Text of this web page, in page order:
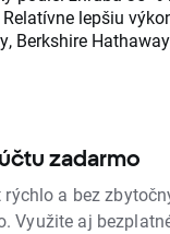
lepšiu
Berkshire
zadarmo
rýchlo a bez
Využite aj